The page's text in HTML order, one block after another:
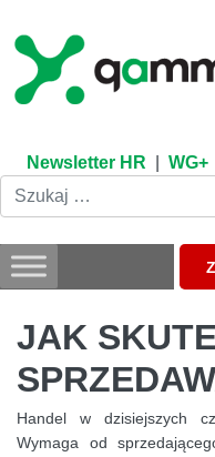
content
Newsletter HR WG+
JAK
Handel w dzisiejszych
Wymaga od